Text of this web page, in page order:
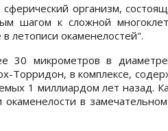
организм,
шагом к сложной
летописи окаменелостей".
30 микрометров в
Торридон, в комплексе,
1 миллиардом лет назад.
в